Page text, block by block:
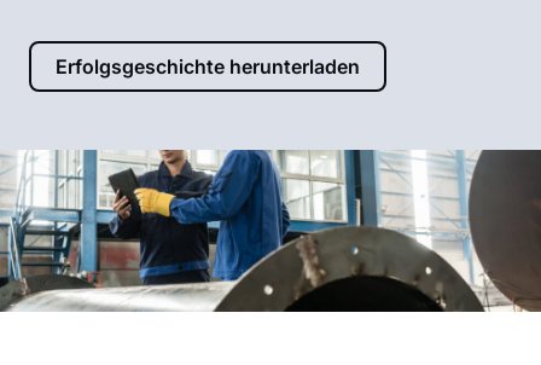
Erfolgsgeschichte herunterladen